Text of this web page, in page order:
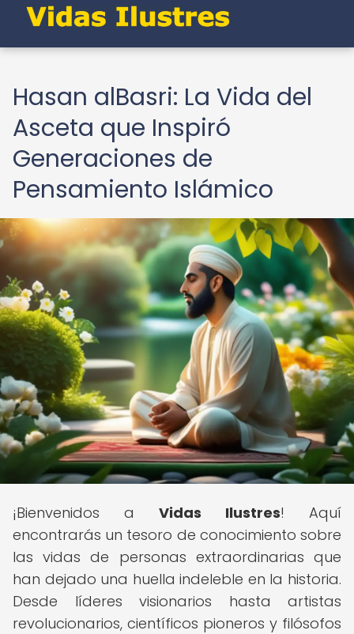
Hasan alBasri: La Vida del
Asceta que Inspiró
Generaciones de
Pensamiento Islámico
¡Bienvenidos a Vidas Ilustres! Aquí
encontrarás un tesoro de conocimiento sobre
las vidas de personas extraordinarias que
han dejado una huella indeleble en la historia.
Desde líderes visionarios hasta artistas
revolucionarios, científicos pioneros y filósofos